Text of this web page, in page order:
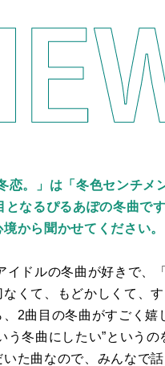
恋。」は「冬色センチメ
となるぴるあぽの冬曲で
から聞かせてください。
イドルの冬曲が好きで、
くて、もどかしくて、
2曲目の冬曲がすごく嬉
う冬曲にしたい”というの
た曲なので、みんなで